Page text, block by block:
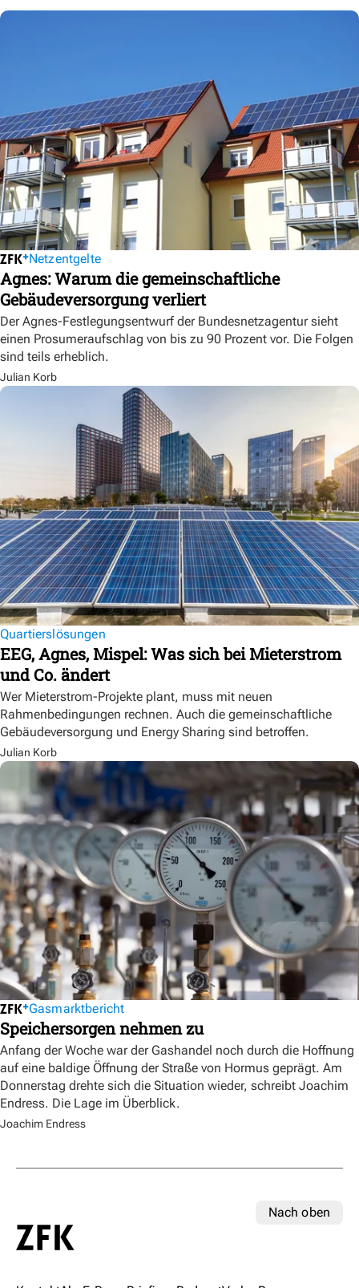
Netzentgelte
Agnes: Warum die gemeinschaftliche
Gebäudeversorgung verliert
Der Agnes-Festlegungsentwurf der Bundesnetzagentur sieht
einen Prosumeraufschlag von bis zu 90 Prozent vor. Die Folgen
sind teils erheblich.
Julian Korb
Quartierslösungen
EEG, Agnes, Mispel: Was sich bei Mieterstrom
und Co. ändert
Wer Mieterstrom-Projekte plant, muss mit neuen
Rahmenbedingungen rechnen. Auch die gemeinschaftliche
Gebäudeversorgung und Energy Sharing sind betroffen.
Julian Korb
Gasmarktbericht
Speichersorgen nehmen zu
Anfang der Woche war der Gashandel noch durch die Hoffnung
auf eine baldige Öffnung der Straße von Hormus geprägt. Am
Donnerstag drehte sich die Situation wieder, schreibt Joachim
Endress. Die Lage im Überblick.
Joachim Endress
Nach oben